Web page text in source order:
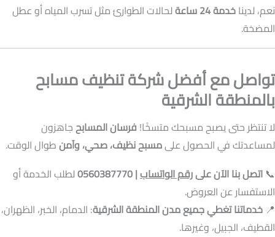
نعم، لديناخدمة 24 ساعة
لحالات الطوارئ مثل تسرب المياه أو عطل
المضخة.
تواصل مع أفضل شركة تنظيف مسابح
بالمنطقة الشرقية
لا تنتظر حتى يصبح مسبحك متسخًا!فرسان المسابحجاهزون
لمساعدتك في الحصول علىمسبح نظيف، صحي، وآمنطوال الوقت.
📞 اتصل بنا الآن علىرقم الواتساب| 0560387770
لطلب الخدمة أو
الاستفسار عن العروض.
📍 خدماتنا تغطي جميع مدن المنطقة الشرقية: الدمام، الخبر، الظهران،
القطيف، الجبيل، وغيرها.